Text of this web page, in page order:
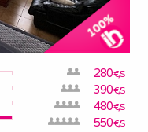
280€/S
390€/S
480€/S
550€/S